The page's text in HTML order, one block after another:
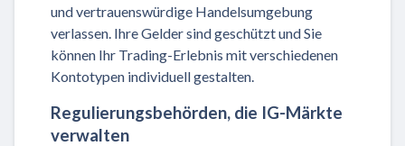
und vertrauenswürdige Handelsumgebung
verlassen. Ihre Gelder sind geschützt und Sie
können Ihr Trading-Erlebnis mit verschiedenen
Kontotypen individuell gestalten.
Regulierungsbehörden, die IG-Märkte
verwalten